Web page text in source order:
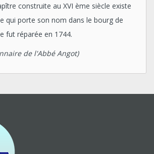
construite au XVI ème siècle existe
qui porte son nom dans le bourg de
fut réparée en 1744.
de l'Abbé Angot)